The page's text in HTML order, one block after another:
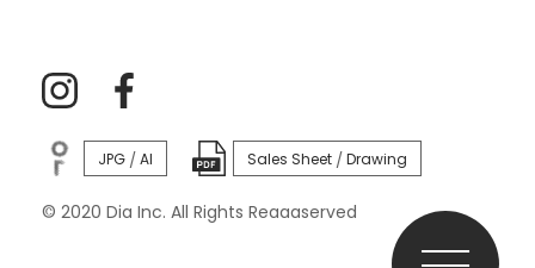
JPG / AI Sales Sheet / Drawing
© 2020 Dia Inc. All Rights Reaaaserved